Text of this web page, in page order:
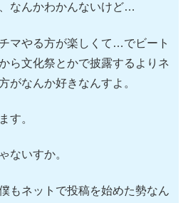
なんかわかんないけど…
マやる方が楽しくて…でビート
ら文化祭とかで披露するよりネ
がなんか好きなんすよ。
す。
ないすか。
もネットで投稿を始めた勢なん